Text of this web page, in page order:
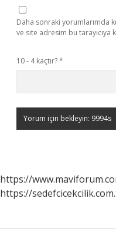
Daha sonraki yorumlarımda
ve site adresim bu tarayıcıya
10 - 4 kaçtır?*
https://
https://